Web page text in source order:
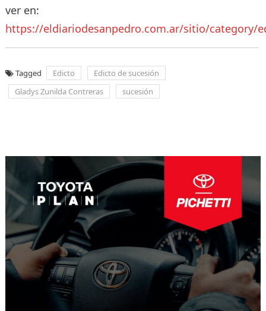
ver en:
https://eldiariodesanpedro.com.ar/sitio/category/
Tagged Edicto
Edicto de sucesión
Gladys Zunilda Contreras
sucesión
entradas